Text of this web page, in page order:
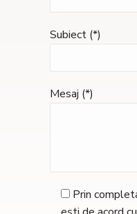
Subiect (*)
Mesaj (*)
Prin